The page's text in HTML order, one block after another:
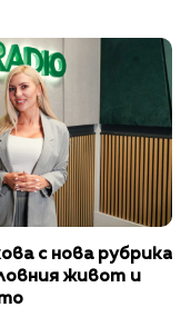
с нова рубрика
живот и